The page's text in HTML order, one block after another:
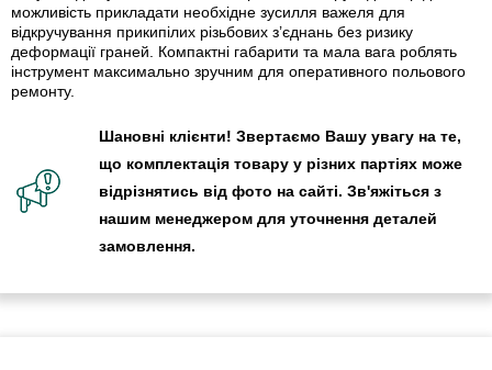
можливість прикладати необхідне зусилля важеля для
відкручування прикипілих різьбових з’єднань без ризику
деформації граней. Компактні габарити та мала вага роблять
інструмент максимально зручним для оперативного польового
ремонту.
Шановні клієнти! Звертаємо Вашу увагу на те,
що комплектація товару у різних партіях може
відрізнятись від фото на сайті. Зв'яжіться з
нашим менеджером для уточнення деталей
замовлення.